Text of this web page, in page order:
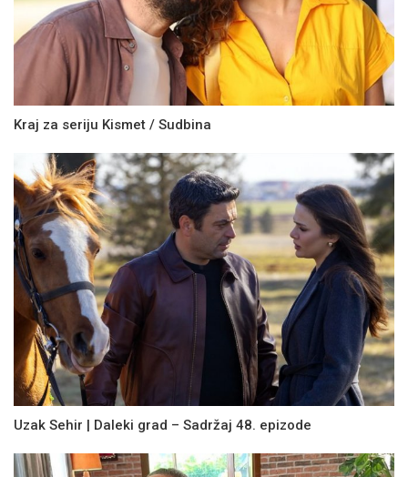
Kraj za seriju Kismet / Sudbina
Uzak Sehir | Daleki grad – Sadržaj 48. epizode